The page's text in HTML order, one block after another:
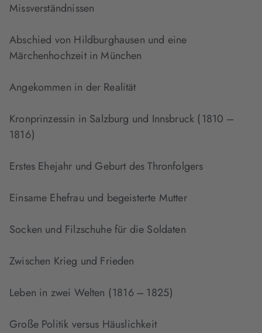
Missverständnissen
Abschied von Hildburghausen und eine
Märchenhochzeit in München
Angekommen in der Realität
Kronprinzessin in Salzburg und Innsbruck ( 1810 –
1816 )
Erstes Ehejahr und Geburt des Thronfolgers
Einsame Ehefrau und begeisterte Mutter
Socken und Filzschuhe für die Soldaten
Zwischen Krieg und Frieden
Leben in zwei Welten ( 1816 – 1825 )
Große Politik versus Häuslichkeit